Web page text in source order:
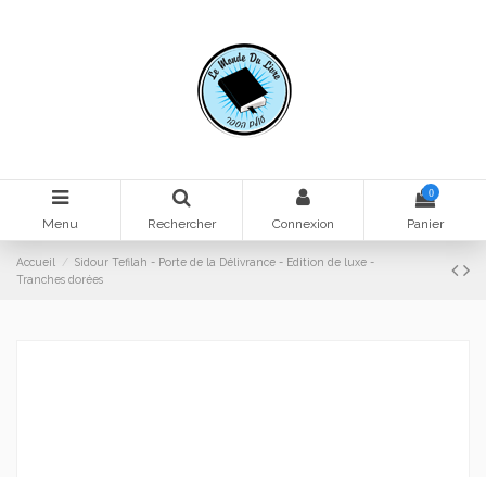
Menu Rechercher Connexion
0
Panier
Accueil
Sidour Tefilah - Porte de la Délivrance - Edition de luxe -
Tranches dorées